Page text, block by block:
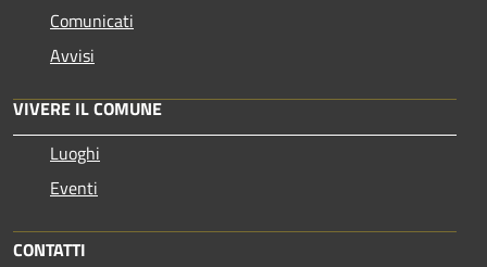
Comunicati
Avvisi
VIVERE IL COMUNE
Luoghi
Eventi
CONTATTI